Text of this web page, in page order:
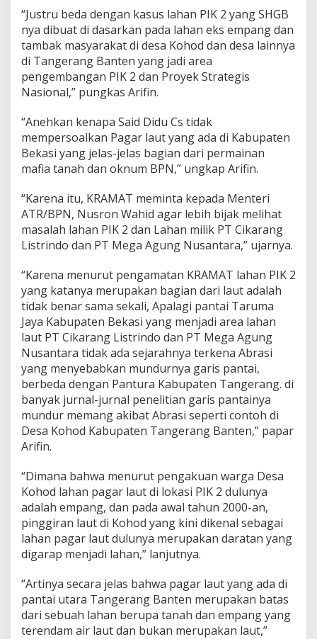
“Justru beda dengan kasus lahan PIK 2 yang SHGB
nya dibuat di dasarkan pada lahan eks empang dan
tambak masyarakat di desa Kohod dan desa lainnya
di Tangerang Banten yang jadi area
pengembangan PIK 2 dan Proyek Strategis
Nasional,” pungkas Arifin.
“Anehkan kenapa Said Didu Cs tidak
mempersoalkan Pagar laut yang ada di Kabupaten
Bekasi yang jelas-jelas bagian dari permainan
mafia tanah dan oknum BPN,” ungkap Arifin.
“Karena itu, KRAMAT meminta kepada Menteri
ATR/BPN, Nusron Wahid agar lebih bijak melihat
masalah lahan PIK 2 dan Lahan milik PT Cikarang
Listrindo dan PT Mega Agung Nusantara,” ujarnya.
“Karena menurut pengamatan KRAMAT lahan PIK 2
yang katanya merupakan bagian dari laut adalah
tidak benar sama sekali, Apalagi pantai Taruma
Jaya Kabupaten Bekasi yang menjadi area lahan
laut PT Cikarang Listrindo dan PT Mega Agung
Nusantara tidak ada sejarahnya terkena Abrasi
yang menyebabkan mundurnya garis pantai,
berbeda dengan Pantura Kabupaten Tangerang. di
banyak jurnal-jurnal penelitian garis pantainya
mundur memang akibat Abrasi seperti contoh di
Desa Kohod Kabupaten Tangerang Banten,” papar
Arifin.
“Dimana bahwa menurut pengakuan warga Desa
Kohod lahan pagar laut di lokasi PIK 2 dulunya
adalah empang, dan pada awal tahun 2000-an,
pinggiran laut di Kohod yang kini dikenal sebagai
lahan pagar laut dulunya merupakan daratan yang
digarap menjadi lahan,” lanjutnya.
“Artinya secara jelas bahwa pagar laut yang ada di
pantai utara Tangerang Banten merupakan batas
dari sebuah lahan berupa tanah dan empang yang
terendam air laut dan bukan merupakan laut,”